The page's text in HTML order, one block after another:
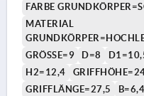
FARBE
MATERIAL
GRÖSSE=9
D=8
H2=12,4
GRIFFLÄNGE=27,5
B=6,4